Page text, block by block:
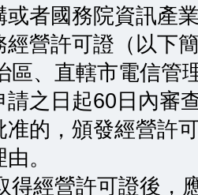
或者國務院資訊產
經營許可證（以下
、直轄市電信管
請之日起60日內審
准的，頒發經營許
。
經營許可證後，